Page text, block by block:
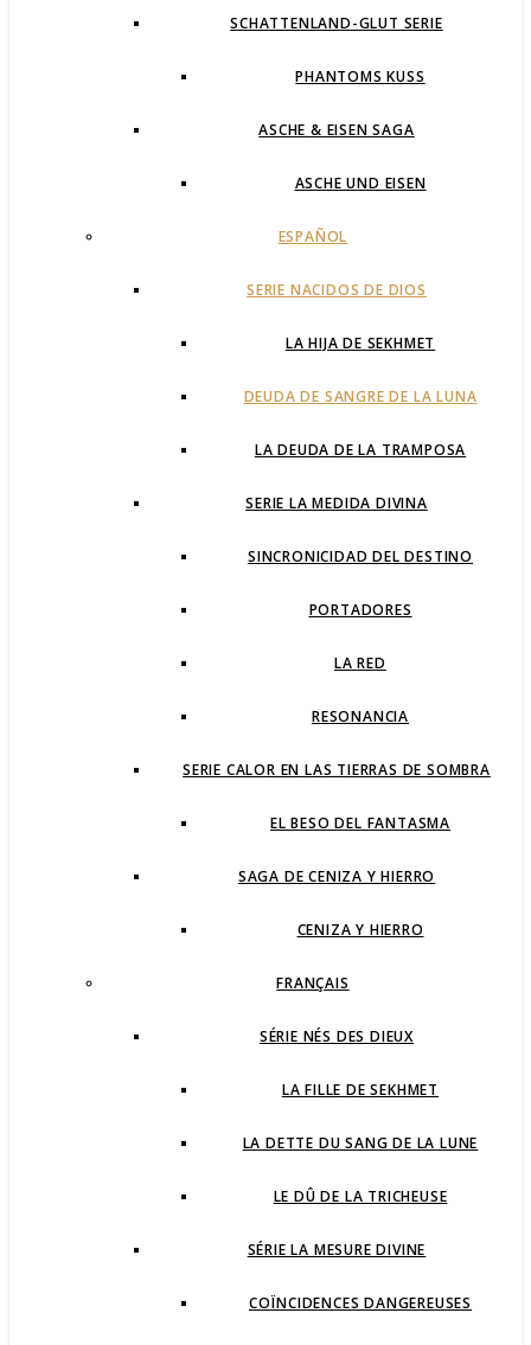
SCHATTENLAND-GLUT SERIE
PHANTOMS KUSS
ASCHE & EISEN SAGA
ASCHE UND EISEN
ESPAÑOL
SERIE NACIDOS DE DIOS
LA HIJA DE SEKHMET
DEUDA DE SANGRE DE LA LUNA
LA DEUDA DE LA TRAMPOSA
SERIE LA MEDIDA DIVINA
SINCRONICIDAD DEL DESTINO
PORTADORES
LA RED
RESONANCIA
SERIE CALOR EN LAS TIERRAS DE SOMBRA
EL BESO DEL FANTASMA
SAGA DE CENIZA Y HIERRO
CENIZA Y HIERRO
FRANÇAIS
SÉRIE NÉS DES DIEUX
LA FILLE DE SEKHMET
LA DETTE DU SANG DE LA LUNE
LE DÛ DE LA TRICHEUSE
SÉRIE LA MESURE DIVINE
COÏNCIDENCES DANGEREUSES